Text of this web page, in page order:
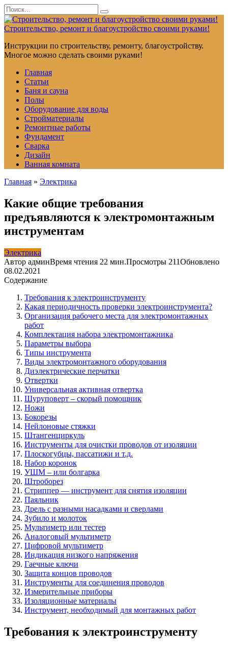
Перейти
к
контенту
Search
for:
Строительство, ремонт и благоустройство своими руками!
Инструкции по строительству, ремонту, благоустройству.
Многое можно сделать своими руками!
Главная
Статьи
Баня и сауна
Полы
Оборудование для воды
Стройматериалы
Ремонтные работы
Фундамент
Сварка
Дизайн
Ванная комната
Главная » Электрика
Какие общие требования
предъявляются к электромонтажным
инструментам
Электрика
Автор админВремя чтения 22 мин.Просмотры 211Обновлено
08.02.2021
Содержание
Требования к электроинструменту
Какая периодичность проверки электроинструмента?
Организация рабочего места для электромонтажных
работ
Комплектация набора электромонтажника
Параметры выбора
Типы инструмента
Виды электромонтажного оборудования
Диэлектрические перчатки
Отвертки
Универсальная активная отвертка
Шуруповерт – скорый помощник
Ножи
Бокорезы
Нейлоновые стяжки
Штангенциркуль
Инструменты для очистки проводов от изоляции
Плоскогубцы, пассатижи и т.д.
Набор коронок
УШМ – или болгарка
Штроборез
Стриппер — инструмент для снятия изоляции
Паяльник
Дрель с разными насадками и сверлами
Зубило и молоток
Мультиметр или тестер
Аналоговый мультиметр
Цифровой мультиметр
Индикация низкого напряжения
Гаечные ключи
Защита концов проводов
Инструменты для соединения проводов
Измерительные приборы
Изоляционные материалы
Инструмент, необходимый для монтажных работ
Требования к электроинструменту